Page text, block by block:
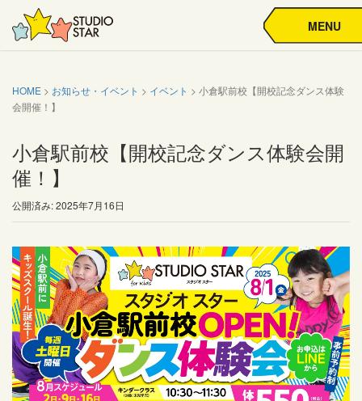
MENU
HOME > お知らせ・イベント > イベント > 小倉駅前校【開校記念ダンス体験
会開催！】
小倉駅前校【開校記念ダンス体験会開
催！】
公開済み: 2025年7月16日